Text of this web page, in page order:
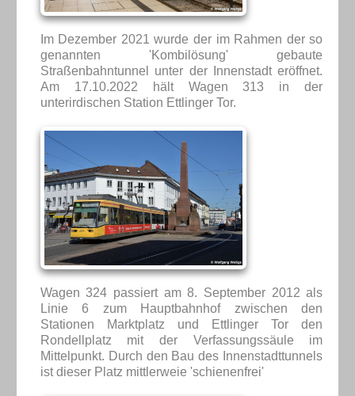
Im Dezember 2021 wurde der im Rahmen der so
genannten 'Kombilösung' gebaute
Straßenbahntunnel unter der Innenstadt eröffnet.
Am 17.10.2022 hält Wagen 313 in der
unterirdischen Station Ettlinger Tor.
Wagen 324 passiert am 8. September 2012 als
Linie 6 zum Hauptbahnhof zwischen den
Stationen Marktplatz und Ettlinger Tor den
Rondellplatz mit der Verfassungssäule im
Mittelpunkt. Durch den Bau des Innenstadttunnels
ist dieser Platz mittlerweie 'schienenfrei'